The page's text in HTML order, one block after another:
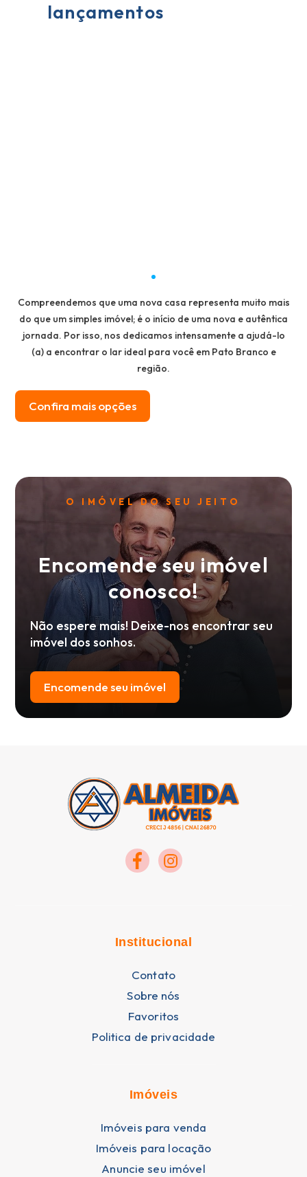
lançamentos
Compreendemos que uma nova casa representa muito mais
do que um simples imóvel; é o início de uma nova e autêntica
jornada. Por isso, nos dedicamos intensamente a ajudá-lo
(a) a encontrar o lar ideal para você em Pato Branco e
região.
Confira mais opções
O IMÓVEL DO SEU JEITO
Encomende seu imóvel
conosco!
Não espere mais! Deixe-nos encontrar seu
imóvel dos sonhos.
Encomende seu imóvel
Institucional
Contato
Sobre nós
Favoritos
Politica de privacidade
Imóveis
Imóveis para venda
Imóveis para locação
Anuncie seu imóvel